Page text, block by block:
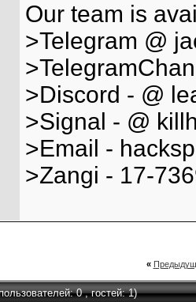
Our team is
>Telegram @
>Discord - @
>Signal - @
>Email -
>Zangi - 17-
«
0 , гостей: 1)